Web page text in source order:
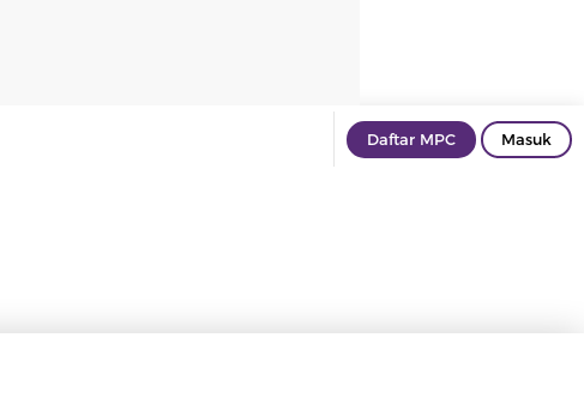
Daftar MPC Masuk